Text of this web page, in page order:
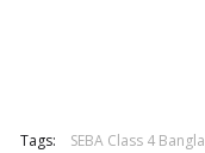
Tags: SEBA Class 4 Bangla